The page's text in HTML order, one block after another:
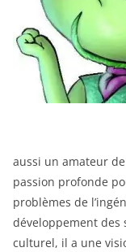
aussi un amateur
passion profonde
problèmes de
développement des
culturel, il a une